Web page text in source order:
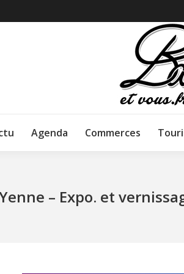
Agenda Commerces
– Expo. et